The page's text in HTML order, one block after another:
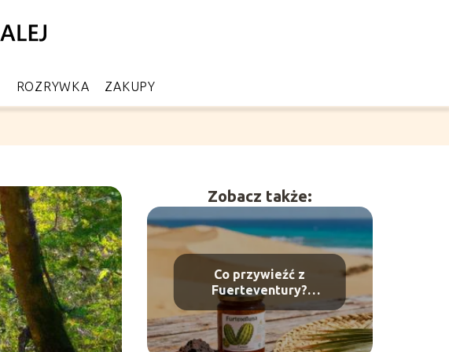
ROZRYWKA ZAKUPY
Zobacz także:
Co przywieźć z
Fuerteventury?
Najlepsze pamiątki z
wyspy